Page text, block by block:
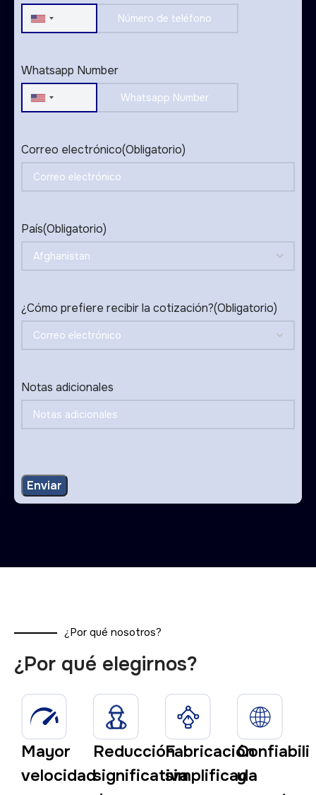
United
Whatsapp Number
United
Correo electrónico(Obligatorio)
País(Obligatorio)
¿Cómo prefiere recibir la cotización?(Obligatorio)
Notas adicionales
¿Por qué nosotros?
¿Por qué elegirnos?
Mayor
velocidad
Reducción
significativa
Fabricación
simplificada
y